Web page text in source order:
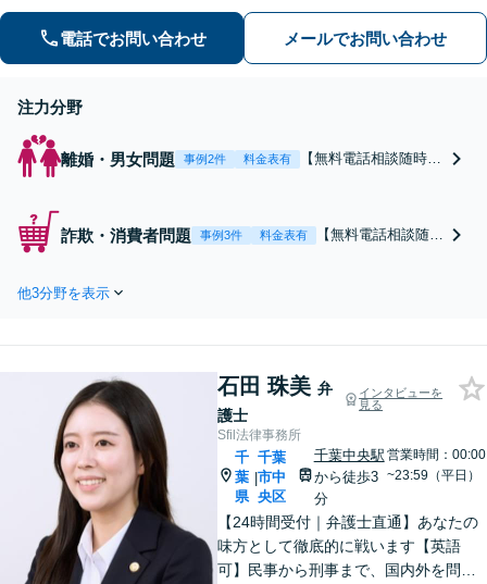
した。相談者・依頼者に寄り添った対
応を心がけ、他事務所で難しいと言わ
電話でお問い合わせ メールでお問い合わせ
注力分野
離婚・男女問題 事例2件 料金表有
【無料電話相談随時受
もに対応】離婚・男女
問題に注力し、10年間
も依頼者と二人三脚で
解決へと導きます。
詐欺・消費者問題 事例3件 料金表有
【無料電話相談随時
士として活動してき
電話勧誘販売／マル
チ商法／その他悪徳
契約解除、返金、回
収に尽力します。
他3分野を表示
石田 珠美 弁
護士
インタビューを
見る
Sfil法律事務所
千
葉
県
|
千葉
市中
央区
千葉中央駅
から徒歩3
分
営業時間：00:00
~23:59（平日）
【24時間受付｜弁護士直通】あなたの
味方として徹底的に戦います【英語
可】民事から刑事まで、国内外を問わ